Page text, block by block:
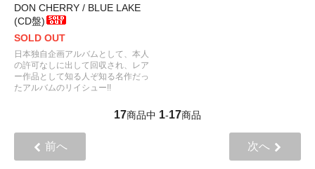
DON CHERRY / BLUE LAKE
(CD盤)
SOLD OUT
日本独自企画アルバムとして、本人
の許可なしに出して回収され、レア
ー作品として知る人ぞ知る名作だっ
たアルバムのリイシュー!!
17商品中 1-17商品
前へ 次へ